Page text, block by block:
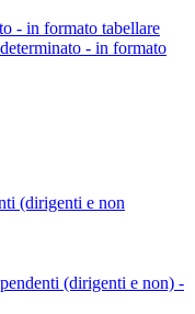
- in formato tabellare
- in formato
(dirigenti e non
(dirigenti e non) -